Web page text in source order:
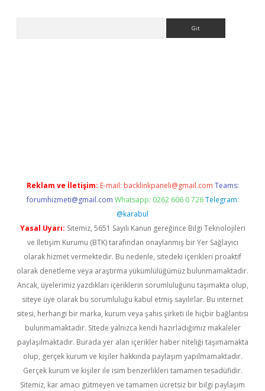
Reklam ve İletişim: E-mail: backlinkpaneli@gmail.com Teams:
forumhizmeti@gmail.com Whatsapp: 0262 606 0 726 Telegram:
@karabul
Yasal Uyarı: Sitemiz, 5651 Sayılı Kanun gereğince Bilgi Teknolojileri
ve İletişim Kurumu (BTK) tarafından onaylanmış bir Yer Sağlayıcı
olarak hizmet vermektedir. Bu nedenle, sitedeki içerikleri proaktif
olarak denetleme veya araştırma yükümlülüğümüz bulunmamaktadır.
Ancak, üyelerimiz yazdıkları içeriklerin sorumluluğunu taşımakta olup,
siteye üye olarak bu sorumluluğu kabul etmiş sayılırlar. Bu internet
sitesi, herhangi bir marka, kurum veya şahıs şirketi ile hiçbir bağlantısı
bulunmamaktadır. Sitede yalnızca kendi hazırladığımız makaleler
paylaşılmaktadır. Burada yer alan içerikler haber niteliği taşımamakta
olup, gerçek kurum ve kişiler hakkında paylaşım yapılmamaktadır.
Gerçek kurum ve kişiler ile isim benzerlikleri tamamen tesadüfidir.
Sitemiz, kar amacı gütmeyen ve tamamen ücretsiz bir bilgi paylaşım